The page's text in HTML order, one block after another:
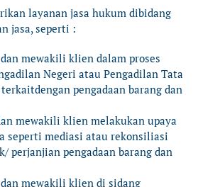
layanan jasa hukum dibidang
jasa, seperti :
mewakili klien dalam proses
Negeri atau Pengadilan Tata
pengadaan barang dan
mewakili klien melakukan upaya
seperti mediasi atau rekonsiliasi
perjanjian pengadaan barang dan
mewakili klien di sidang